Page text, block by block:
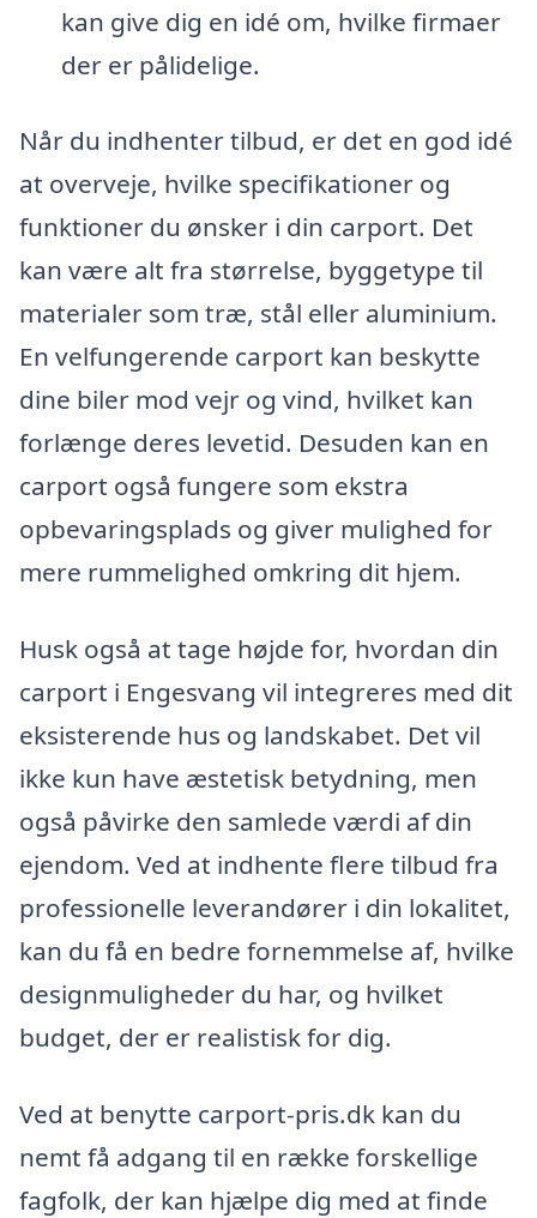
kan give dig en idé om, hvilke firmaer
der er pålidelige.
Når du indhenter tilbud, er det en god idé
at overveje, hvilke specifikationer og
funktioner du ønsker i din carport. Det
kan være alt fra størrelse, byggetype til
materialer som træ, stål eller aluminium.
En velfungerende carport kan beskytte
dine biler mod vejr og vind, hvilket kan
forlænge deres levetid. Desuden kan en
carport også fungere som ekstra
opbevaringsplads og giver mulighed for
mere rummelighed omkring dit hjem.
Husk også at tage højde for, hvordan din
carport i Engesvang vil integreres med dit
eksisterende hus og landskabet. Det vil
ikke kun have æstetisk betydning, men
også påvirke den samlede værdi af din
ejendom. Ved at indhente flere tilbud fra
professionelle leverandører i din lokalitet,
kan du få en bedre fornemmelse af, hvilke
designmuligheder du har, og hvilket
budget, der er realistisk for dig.
Ved at benytte carport-pris.dk kan du
nemt få adgang til en række forskellige
fagfolk, der kan hjælpe dig med at finde